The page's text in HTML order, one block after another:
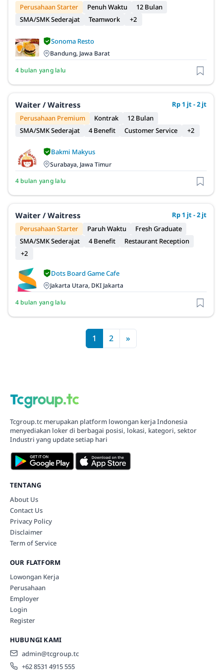
Perusahaan Starter
Penuh Waktu
12 Bulan
SMA/SMK Sederajat
Teamwork +2
Sonoma Resto
Bandung, Jawa Barat
4 bulan yang lalu
Waiter / Waitress
Rp 1 jt - 2 jt
Perusahaan Premium
Kontrak
12 Bulan
SMA/SMK Sederajat
4 Benefit Customer Service +2
Bakmi Makyus
Surabaya, Jawa Timur
4 bulan yang lalu
Waiter / Waitress
Rp 1 jt - 2 jt
Perusahaan Starter
Paruh Waktu
Fresh Graduate
SMA/SMK Sederajat
4 Benefit
Restaurant Reception
+2
Dots Board Game Cafe
Jakarta Utara, DKI Jakarta
4 bulan yang lalu
1 2 »
Tcgroup.tc merupakan platform lowongan kerja Indonesia
menyediakan loker di berbagai posisi, lokasi, kategori, sektor
Industri yang update setiap hari
TENTANG
About Us
Contact Us
Privacy Policy
Disclaimer
Term of Service
OUR FLATFORM
Lowongan Kerja
Perusahaan
Employer
Login
Register
HUBUNGI KAMI
admin@tcgroup.tc
+62 8531 4915 555